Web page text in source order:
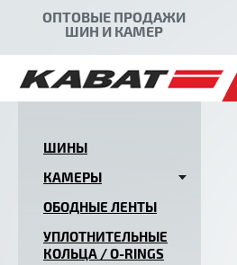
ОПТОВЫЕ ПРОДАЖИ
ШИН И КАМЕР
ШИНЫ
КАМЕРЫ
ОБОДНЫЕ ЛЕНТЫ
УПЛОТНИТЕЛЬНЫЕ
КОЛЬЦА / O-RINGS